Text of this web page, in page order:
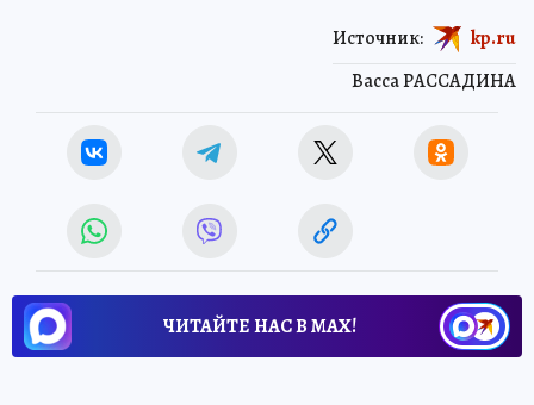
Васса РАССАДИНА
Источник: kp.ru
ЧИТАЙТЕ НАС В МАХ!